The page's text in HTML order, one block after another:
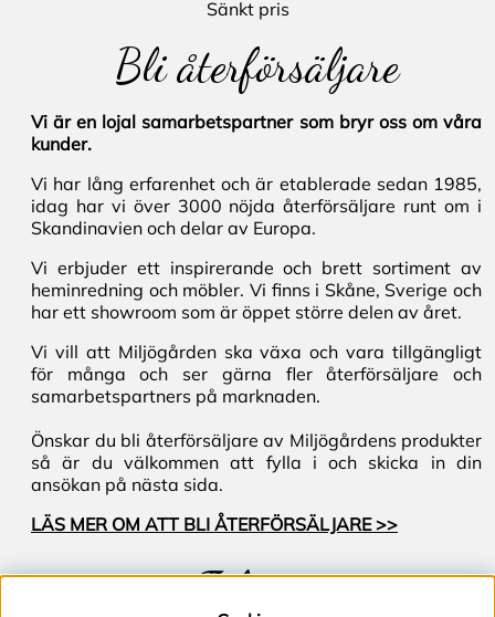
Sänkt pris
Bli återförsäljare
Vi är en lojal samarbetspartner som bryr oss om våra
kunder.
Vi har lång erfarenhet och är etablerade sedan 1985,
idag har vi över 3000 nöjda återförsäljare runt om i
Skandinavien och delar av Europa.
Vi erbjuder ett inspirerande och brett sortiment av
heminredning och möbler. Vi finns i Skåne, Sverige och
har ett showroom som är öppet större delen av året.
Vi vill att Miljögården ska växa och vara tillgängligt
för många och ser gärna fler återförsäljare och
samarbetspartners på marknaden.
Önskar du bli återförsäljare av Miljögårdens produkter
så är du välkommen att fylla i och skicka in din
ansökan på nästa sida.
LÄS MER OM ATT BLI ÅTERFÖRSÄLJARE >>
Följ oss